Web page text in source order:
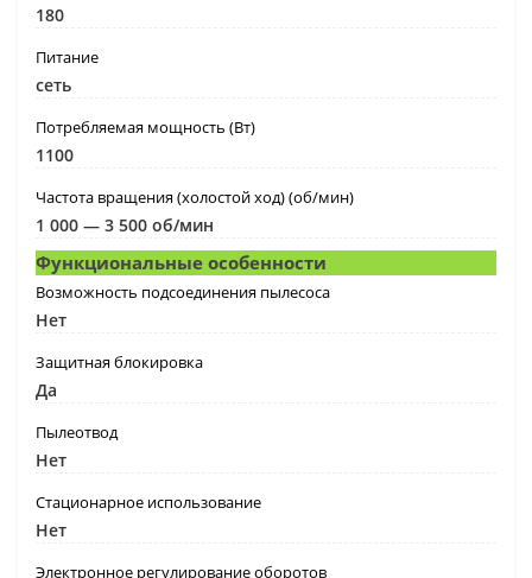
180
Питание
сеть
Потребляемая мощность (Вт)
1100
Частота вращения (холостой ход) (об/мин)
1 000 — 3 500 об/мин
Функциональные особенности
Возможность подсоединения пылесоса
Нет
Защитная блокировка
Да
Пылеотвод
Нет
Стационарное использование
Нет
Электронное регулирование оборотов